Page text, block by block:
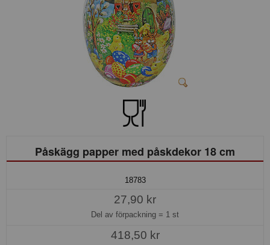
Påskägg papper med påskdekor 18 cm
18783
27,90 kr
Del av förpackning = 1 st
418,50 kr